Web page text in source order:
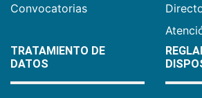
Convocatorias
TRATAMIENTO DE
DATOS